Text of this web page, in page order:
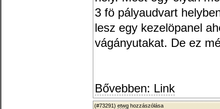
3 fö pályaudvart
lesz egy kezelöpanel
vágányutakat. De ez
Bővebben: Link
(#73291) etwg hozzászólása